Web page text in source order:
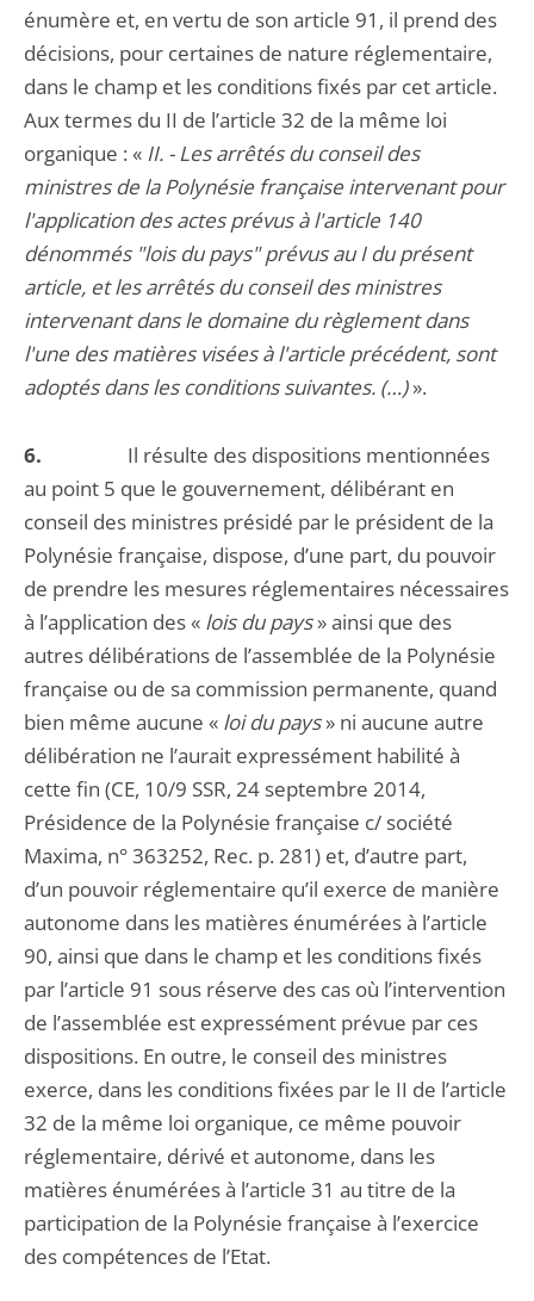
énumère et, en vertu de son article 91, il prend des
décisions, pour certaines de nature réglementaire,
dans le champ et les conditions fixés par cet article.
Aux termes du II de l’article 32 de la même loi
organique : « II. - Les arrêtés du conseil des
ministres de la Polynésie française intervenant pour
l'application des actes prévus à l'article 140
dénommés "lois du pays" prévus au I du présent
article, et les arrêtés du conseil des ministres
intervenant dans le domaine du règlement dans
l'une des matières visées à l'article précédent, sont
adoptés dans les conditions suivantes. (…)».
6. Il résulte des dispositions mentionnées
au point 5 que le gouvernement, délibérant en
conseil des ministres présidé par le président de la
Polynésie française, dispose, d’une part, du pouvoir
de prendre les mesures réglementaires nécessaires
à l’application des « lois du pays» ainsi que des
autres délibérations de l’assemblée de la Polynésie
française ou de sa commission permanente, quand
bien même aucune « loi du pays» ni aucune autre
délibération ne l’aurait expressément habilité à
cette fin (CE, 10/9 SSR, 24 septembre 2014,
Présidence de la Polynésie française c/ société
Maxima, n° 363252, Rec. p. 281) et, d’autre part,
d’un pouvoir réglementaire qu’il exerce de manière
autonome dans les matières énumérées à l’article
90, ainsi que dans le champ et les conditions fixés
par l’article 91 sous réserve des cas où l’intervention
de l’assemblée est expressément prévue par ces
dispositions. En outre, le conseil des ministres
exerce, dans les conditions fixées par le II de l’article
32 de la même loi organique, ce même pouvoir
réglementaire, dérivé et autonome, dans les
matières énumérées à l’article 31 au titre de la
participation de la Polynésie française à l’exercice
des compétences de l’Etat.